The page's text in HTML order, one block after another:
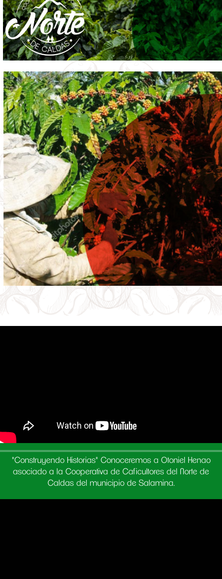
Servicio
"Construyendo Historias" Conoceremos a Otoniel Henao
asociado a la Cooperativa de Caficultores del Norte de
Caldas del municipio de Salamina.